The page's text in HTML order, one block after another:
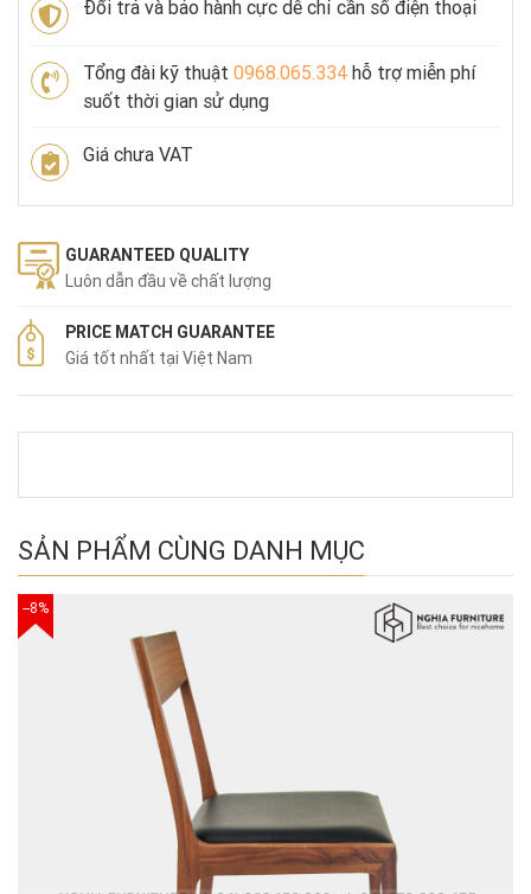
Đổi trả và bảo hành cực dễ chỉ cần số điện thoại
Tổng đài kỹ thuật 0968.065.334 hỗ trợ miễn phí
suốt thời gian sử dụng
Giá chưa VAT
GUARANTEED QUALITY
Luôn dẫn đầu về chất lượng
PRICE MATCH GUARANTEE
Giá tốt nhất tại Việt Nam
SẢN PHẨM CÙNG DANH MỤC
--8%